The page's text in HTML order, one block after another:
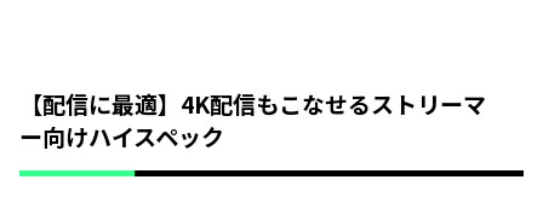
【配信に最適】4K配信もこなせるストリーマ
ー向けハイスペック